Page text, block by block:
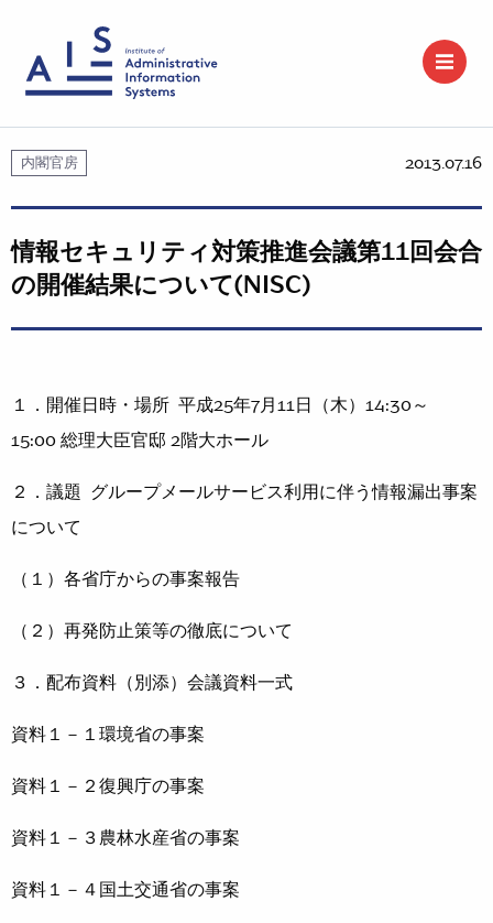
内閣官房 2013.07.16
情報セキュリティ対策推進会議第11回会合
の開催結果について(NISC)
１．開催日時・場所 平成25年7月11日（木）14:30～
15:00 総理大臣官邸 2階大ホール
２．議題 グループメールサービス利用に伴う情報漏出事案
について
（１）各省庁からの事案報告
（２）再発防止策等の徹底について
３．配布資料（別添）会議資料一式
資料１－１環境省の事案
資料１－２復興庁の事案
資料１－３農林水産省の事案
資料１－４国土交通省の事案